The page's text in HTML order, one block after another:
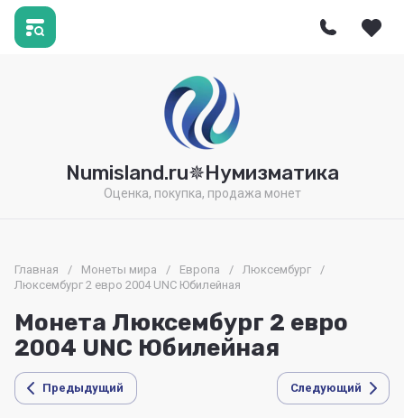
Numisland.ru✵Нумизматика
Оценка, покупка, продажа монет
Главная / Монеты мира / Европа / Люксембург
/
Люксембург 2 евро 2004 UNC Юбилейная
Монета Люксембург 2 евро
2004 UNC Юбилейная
Предыдущий Следующий